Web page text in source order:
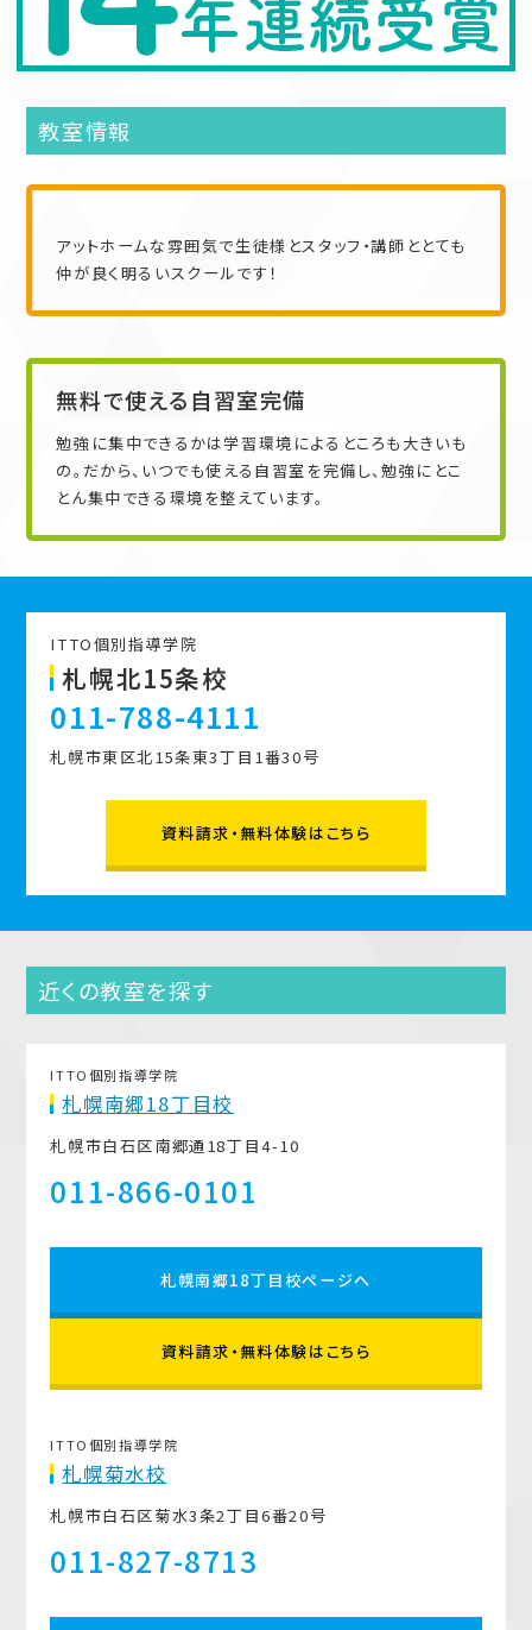
教室情報
アットホームな雰囲気で生徒様とスタッフ・講師ととても
仲が良く明るいスクールです！
無料で使える自習室完備
勉強に集中できるかは学習環境によるところも大きいも
の。だから、いつでも使える自習室を完備し、勉強にとこ
とん集中できる環境を整えています。
ITTO個別指導学院
札幌北15条校
011-788-4111
札幌市東区北15条東3丁目1番30号
資料請求・無料体験はこちら
近くの教室を探す
ITTO個別指導学院
札幌南郷18丁目校
札幌市白石区南郷通18丁目4-10
011-866-0101
札幌南郷18丁目校ページへ
資料請求・無料体験はこちら
ITTO個別指導学院
札幌菊水校
札幌市白石区菊水3条2丁目6番20号
011-827-8713